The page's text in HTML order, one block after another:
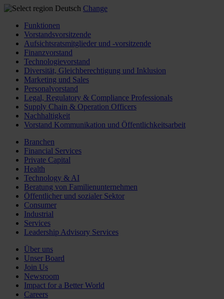
Deutsch Change
Funktionen
Vorstandsvorsitzende
Aufsichtsratsmitglieder und -vorsitzende
Finanzvorstand
Technologievorstand
Diversität, Gleichberechtigung und Inklusion
Marketing und Sales
Personalvorstand
Legal, Regulatory & Compliance Professionals
Supply Chain & Operation Officers
Nachhaltigkeit
Vorstand Kommunikation und Öffentlichkeitsarbeit
Branchen
Financial Services
Private Capital
Health
Technology & AI
Beratung von Familienunternehmen
Öffentlicher und sozialer Sektor
Consumer
Industrial
Services
Leadership Advisory Services
Über uns
Unser Board
Join Us
Newsroom
Impact for a Better World
Careers